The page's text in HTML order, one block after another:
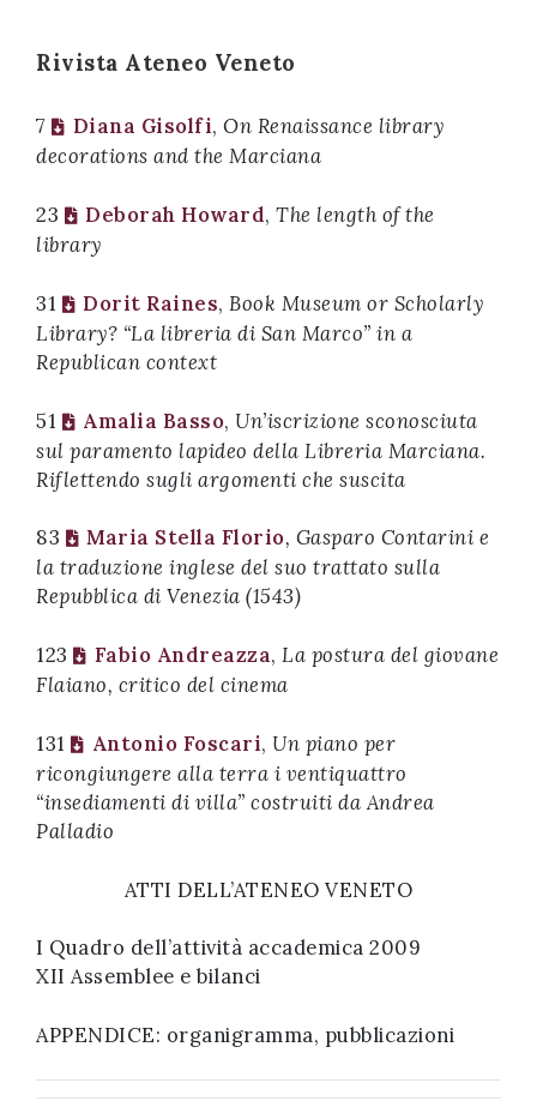
Rivista Ateneo Veneto
7 Diana Gisolfi, On Renaissance library
decorations and the Marciana
23 Deborah Howard, The length of the
library
31 Dorit Raines, Book Museum or Scholarly
Library? “La libreria di San Marco” in a
Republican context
51 Amalia Basso, Un’iscrizione sconosciuta
sul paramento lapideo della Libreria Marciana.
Riflettendo sugli argomenti che suscita
83 Maria Stella Florio, Gasparo Contarini e
la traduzione inglese del suo trattato sulla
Repubblica di Venezia (1543)
123 Fabio Andreazza, La postura del giovane
Flaiano, critico del cinema
131 Antonio Foscari, Un piano per
ricongiungere alla terra i ventiquattro
“insediamenti di villa” costruiti da Andrea
Palladio
ATTI DELL’ATENEO VENETO
I Quadro dell’attività accademica 2009
XII Assemblee e bilanci
APPENDICE: organigramma, pubblicazioni